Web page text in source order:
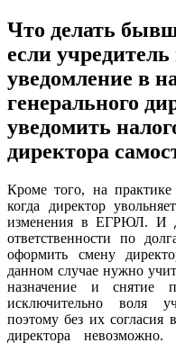
Что делать
если
уведомление в
генерального
уведомить
директора
Кроме того, на практике
когда директор
изменения в ЕГРЮЛ. И
ответственности по
оформить смену
данном случае нужно
назначение и снятие
исключительно воля
поэтому без их
директора